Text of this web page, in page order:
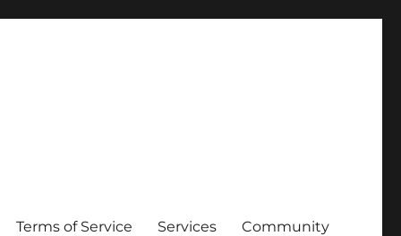
Terms of Service Services Community